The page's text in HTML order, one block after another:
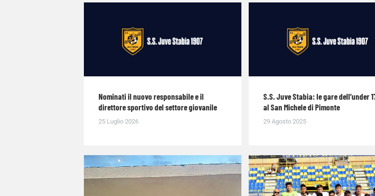
Nominati il nuovo responsabile e il
direttore sportivo del settore giovanile
25 Luglio 2026
S.S. Juve Stabia: le gare dell’under
al San Michele di Pimonte
29 Agosto 2025